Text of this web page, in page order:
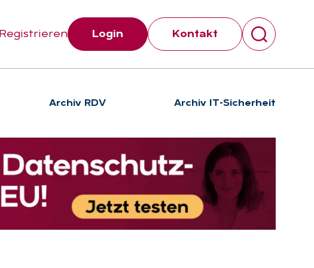
Suchen
Registrieren Login Kontakt
Archiv RDV Archiv IT-Sicherheit